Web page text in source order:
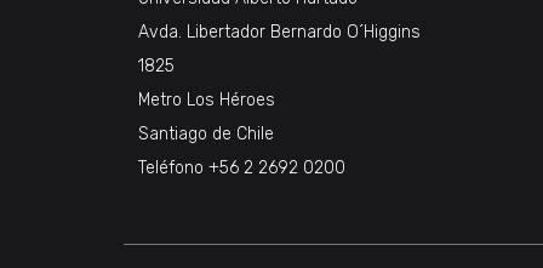
Avda. Libertador Bernardo O´Higgins
1825
Metro Los Héroes
Santiago de Chile
Teléfono +56 2 2692 0200